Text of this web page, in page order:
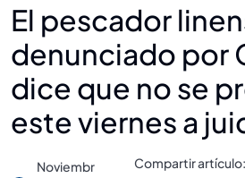
El pescador
denunciado por
dice que no se
este viernes a
Noviembr
Compartir artículo: